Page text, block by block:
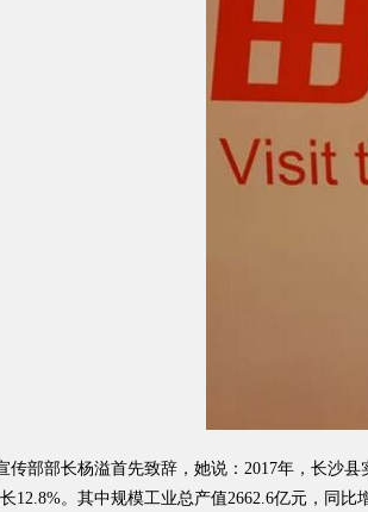
部部长杨溢首先致辞，她说：2017年，长沙县
12.8%。其中规模工业总产值2662.6亿元，同